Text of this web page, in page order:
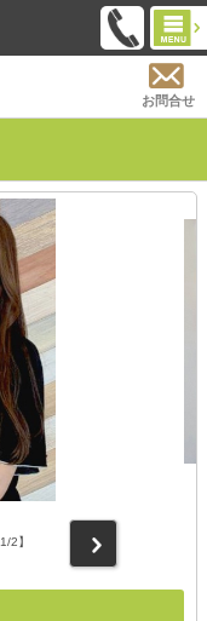
お問合せ
1/2】